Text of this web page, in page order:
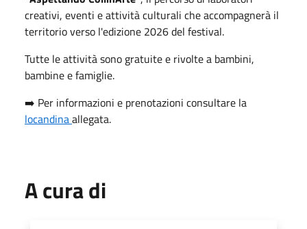
creativi, eventi e attività culturali che accompagnerà il
territorio verso l'edizione 2026 del festival.
Tutte le attività sono gratuite e rivolte a bambini,
bambine e famiglie.
➡️ Per informazioni e prenotazioni consultare la
locandinaallegata.
A cura di